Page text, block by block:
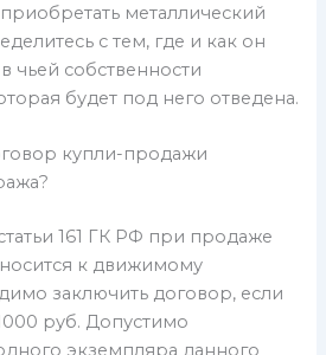
металлический
с тем, где и как он
чьей собственности
будет под него отведена.
купли-продажи
161 ГК РФ при продаже
к движимому
заключить договор, если
руб. Допустимо
экземпляра данного